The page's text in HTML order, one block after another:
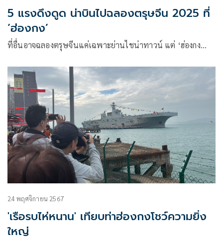
5 แรงดึงดูด น่าบินไปฉลองตรุษจีน 2025 ที่
‘ฮ่องกง’
ที่อื่นอาจฉลองตรุษจีนแค่เฉพาะย่านไชน่าทาวน์ แต่ ‘ฮ่องกง…
24 พฤศจิกายน 2567
'เรือรบไห่หนาน' เทียบท่าฮ่องกงโชว์ความยิ่ง
ใหญ่